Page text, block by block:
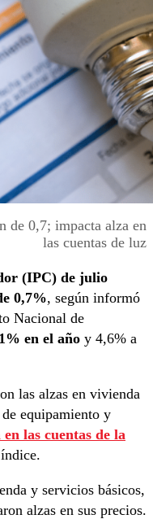
de 0,7; impacta alza en
las cuentas de luz
(IPC) de julio
0,7%, según informó
Nacional de
en el año y 4,6% a
las alzas en vivienda
equipamiento y
en las cuentas de la
y servicios básicos,
alzas en sus precios.